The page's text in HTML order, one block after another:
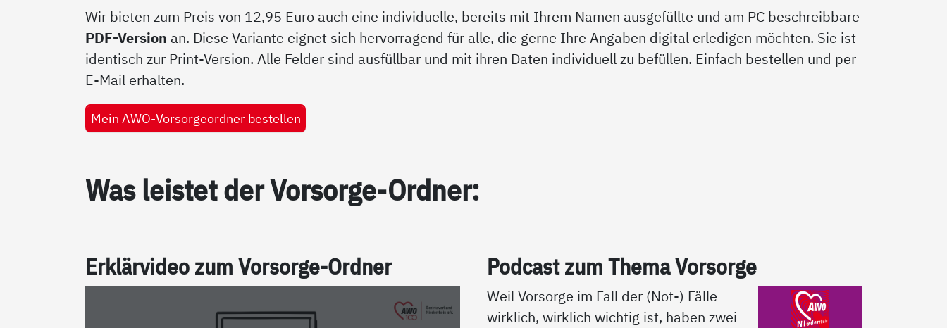
Wir bieten zum Preis von 12,95 Euro auch eine individuelle, bereits mit Ihrem Namen ausgefüllte und am PC beschreibbare
PDF-Version an. Diese Variante eignet sich hervorragend für alle, die gerne Ihre Angaben digital erledigen möchten. Sie ist
identisch zur Print-Version. Alle Felder sind ausfüllbar und mit ihren Daten individuell zu befüllen. Einfach bestellen und per
E-Mail erhalten.
Mein AWO-Vorsorgeordner bestellen
Was leis­tet der Vor­sor­ge-Ord­ner:
Er­klär­vi­deo zum Vor­sor­ge-Ord­ner Pod­cast zum The­ma Vor­sor­ge
Weil Vorsorge im Fall der (Not-) Fälle
wirklich, wirklich wichtig ist, haben zwei